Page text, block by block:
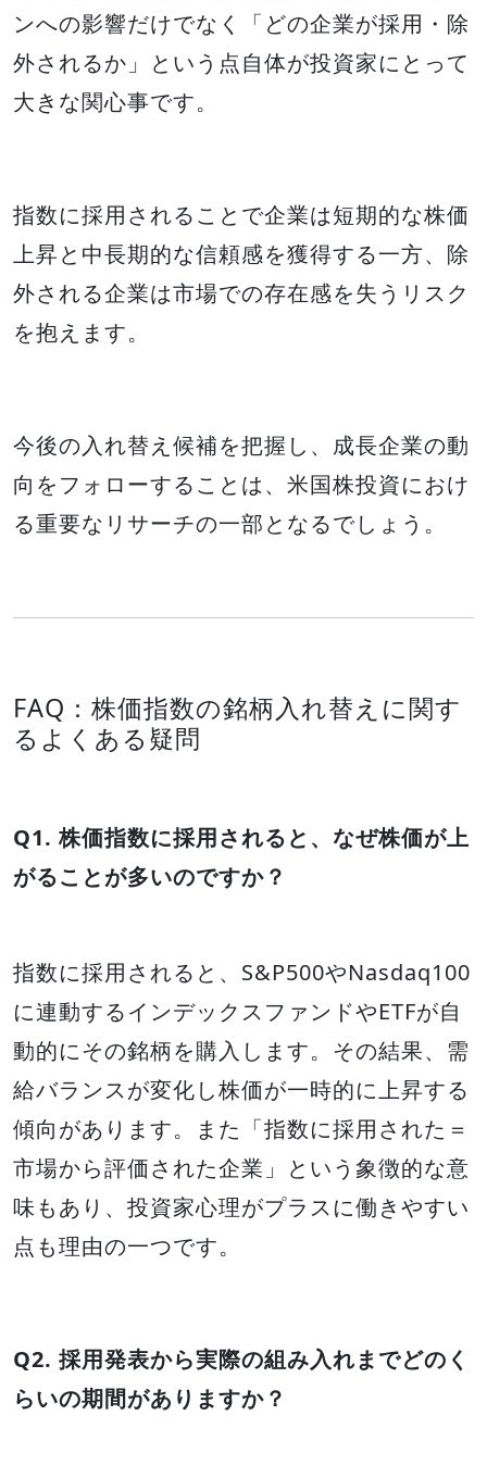
ンへの影響だけでなく「どの企業が採用・除
外されるか」という点自体が投資家にとって
大きな関心事です。
指数に採用されることで企業は短期的な株価
上昇と中長期的な信頼感を獲得する一方、除
外される企業は市場での存在感を失うリスク
を抱えます。
今後の入れ替え候補を把握し、成長企業の動
向をフォローすることは、米国株投資におけ
る重要なリサーチの一部となるでしょう。
FAQ：株価指数の銘柄入れ替えに関す
るよくある疑問
Q1. 株価指数に採用されると、なぜ株価が上
がることが多いのですか？
指数に採用されると、S&P500やNasdaq100
に連動するインデックスファンドやETFが自
動的にその銘柄を購入します。その結果、需
給バランスが変化し株価が一時的に上昇する
傾向があります。また「指数に採用された＝
市場から評価された企業」という象徴的な意
味もあり、投資家心理がプラスに働きやすい
点も理由の一つです。
Q2. 採用発表から実際の組み入れまでどのく
らいの期間がありますか？